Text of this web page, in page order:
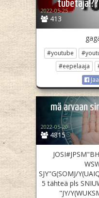
413
2022-05-25
#youtube
#eepelaaja
Jaa
mä arvaan
4815
2022-05-20
SJY"G(SOMJ/
5 tähteä pls
"JY/